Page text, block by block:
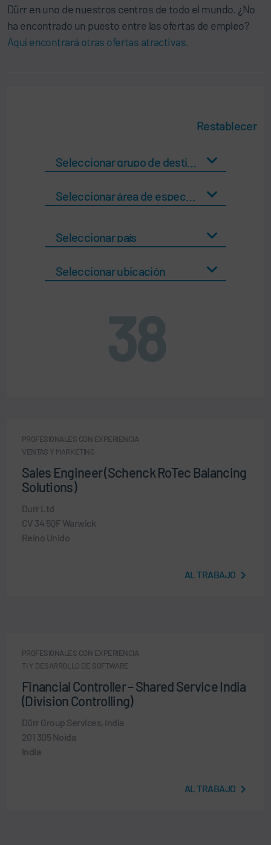
Dürr en uno de nuestros centros de todo el mundo. ¿No
ha encontrado un puesto entre las ofertas de empleo?
Aquí encontrará otras ofertas atractivas.
Restablecer
PROFESIONALES CON EXPERIENCIA
VENTAS Y MARKETING
Sales Engineer (Schenck RoTec Balancing
Solutions)
Durr Ltd
CV 34 5QF Warwick
Reino Unido
AL TRABAJO
PROFESIONALES CON EXPERIENCIA
TI Y DESARROLLO DE SOFTWARE
Financial Controller – Shared Service India
(Division Controlling)
Dürr Group Services, India
201 305 Noida
India
AL TRABAJO